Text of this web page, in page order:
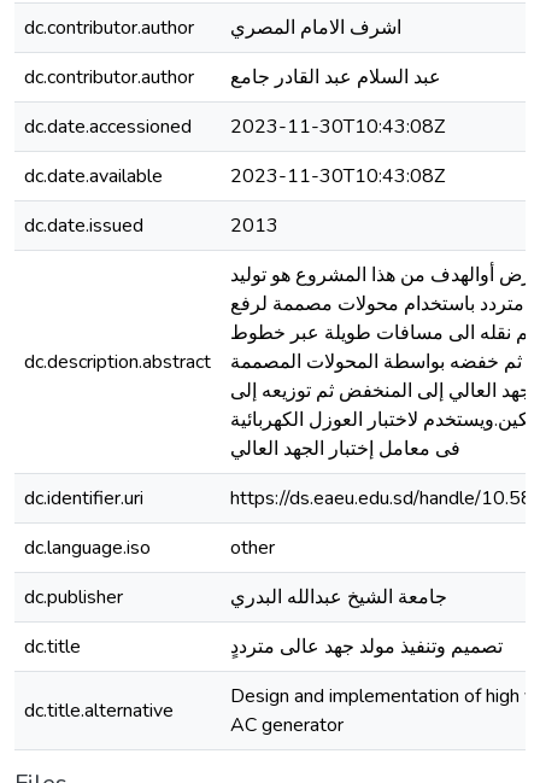
dc.contributor.author
اشرف الامام المصري
dc.contributor.author
عبد السلام عبد القادر جامع
dc.date.accessioned
2023-11-30T10:43:08Z
dc.date.available
2023-11-30T10:43:08Z
dc.date.issued
2013
dc.description.abstract
أوالهدف من هذا المشروع هو توليد
متردد باستخدام محولات مصممة لرفع
ثم نقله الى مسافات طويلة عبر خطوط
. ثم خفضه بواسطة المحولات المصممة
العالي إلى المنخفض ثم توزيعه إلى
لاختبار العوزل الكهربائية
فى معامل إختبار الجهد العالي
dc.identifier.uri
https://ds.eaeu.edu.sd/handle/
dc.language.iso
other
dc.publisher
جامعة الشيخ عبدالله البدري
dc.title
تصميم وتنفيذ مولد جهد عالى مترددٍ
dc.title.alternative
Design and implementation of high
AC generator